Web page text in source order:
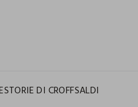
STORIE DI CROFFSALDI